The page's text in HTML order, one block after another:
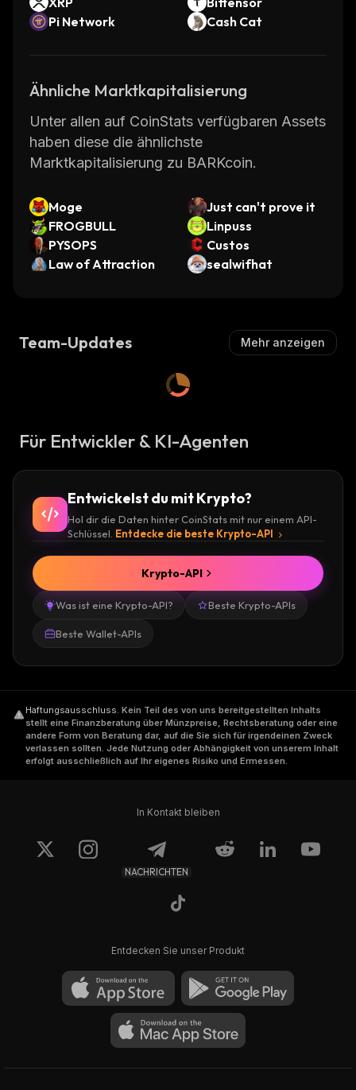
Pi Network
Cash Cat
Ähnliche Marktkapitalisierung
Unter allen auf CoinStats verfügbaren Assets
haben diese die ähnlichste
Marktkapitalisierung zu BARKcoin.
Moge
Just can't prove it
FROGBULL
Linpuss
PYSOPS
Custos
Law of Attraction
sealwifhat
Team-Updates Mehr anzeigen
Für Entwickler & KI-Agenten
Entwickelst du mit Krypto?
Hol dir die Daten hinter CoinStats mit nur einem API-
Schlüssel. Entdecke die beste Krypto-API
Was ist eine Krypto-API? Beste Krypto-APIs
Beste Wallet-APIs
Krypto-API
Haftungsausschluss. Kein Teil des von uns bereitgestellten Inhalts
stellt eine Finanzberatung über Münzpreise, Rechtsberatung oder eine
andere Form von Beratung dar, auf die Sie sich für irgendeinen Zweck
verlassen sollten. Jede Nutzung oder Abhängigkeit von unserem Inhalt
erfolgt ausschließlich auf Ihr eigenes Risiko und Ermessen.
In Kontakt bleiben
NACHRICHTEN
Entdecken Sie unser Produkt